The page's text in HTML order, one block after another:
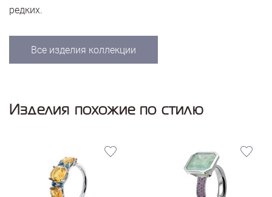
редких.
Все изделия коллекции
Изделия похожие по стилю